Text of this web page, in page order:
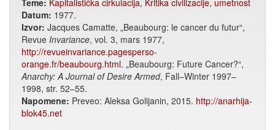
Teme: Kapitalistička cirkulacija, Kritika civilizacije, umetnost
Datum: 1977.
Izvor: Jacques Camatte, „Beaubourg: le cancer du futur“,
Revue Invariance, vol. 3, mars 1977,
http://revueinvariance.pagesperso-
orange.fr/beaubourg.html. „Beaubourg: Future Cancer?“,
Anarchy: A Journal of Desire Armed, Fall–Winter 1997–
1998, str. 52–55.
Napomene: Preveo: Aleksa Golijanin, 2015. http://anarhija-
blok45.net